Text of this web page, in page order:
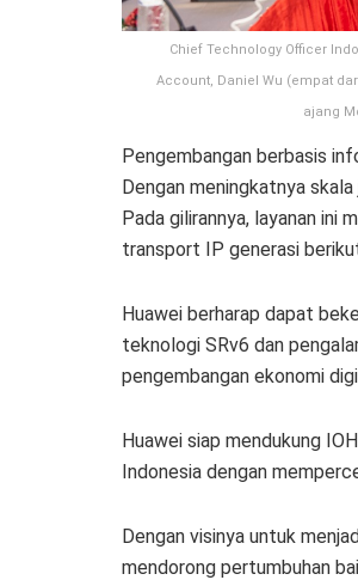
Chief Technology Officer
Account, Daniel Wu (empat
ajang
Pengembangan berbasis
Dengan meningkatnya
Pada gilirannya, layanan ini
transport IP generasi
Huawei berharap dapat
teknologi SRv6 dan
pengembangan ekonomi
Huawei siap mendukung
Indonesia dengan
Dengan visinya untuk
mendorong pertumbuhan